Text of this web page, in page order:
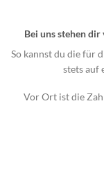
Bei uns stehen
So kannst du die für
stets auf
Vor Ort ist die